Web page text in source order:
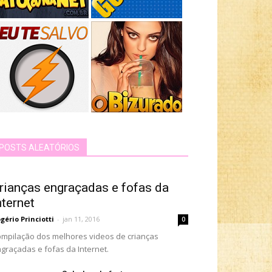
POSTS ALEATÓRIOS
engraçadas e fofas da
Princiotti - jan 11, 2016 0
dos melhores videos de crianças
e fofas da Internet.